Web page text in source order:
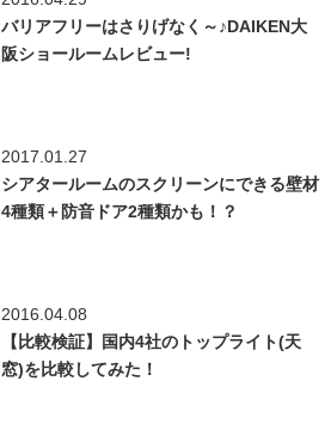
バリアフリーはさりげなく～♪DAIKEN大
阪ショールームレビュー!
2017.01.27
シアタールームのスクリーンにできる壁材
4種類＋防音ドア2種類かも！？
2016.04.08
【比較検証】国内4社のトップライト(天
窓)を比較してみた！